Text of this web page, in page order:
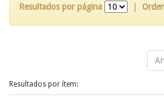
Resultados por página
Resultados por ítem: